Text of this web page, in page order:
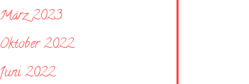
März 2023
Oktober 2022
Juni 2022